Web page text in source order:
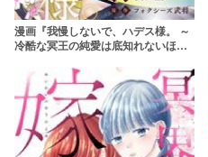
漫画『我慢しないで、ハデス様。 ～
冷酷な冥王の純愛は底知れないほど
すじ＆感想！純愛を貫く2人の神のラ
ブストーリー